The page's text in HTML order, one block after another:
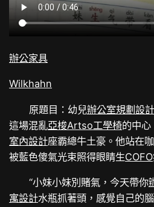
辦公家具
Wilkhahn
原題目：幼兒辦公室規劃設計
這場混亂亞梭Artso工學椅的中心
室內設計座霸總牛土豪。他站在
被藍色傻氣光束照得眼睛生COFO
“小妹小妹別賭氣，今天帶你
寓設計水瓶抓著頭，感覺自己的